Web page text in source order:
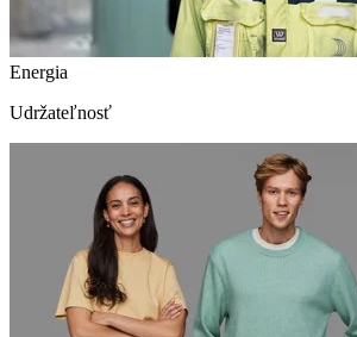
Energia
Udržateľnosť